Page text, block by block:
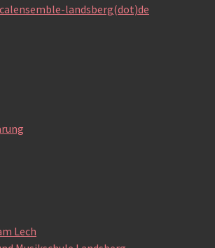
landsberg(dot)de
Lech